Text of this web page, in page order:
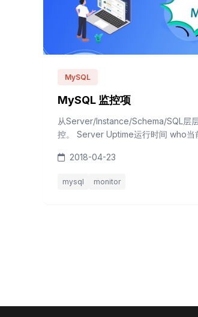
MySQL
MySQL 监控项
从Server/Instance/Schema/SQL层
控。 Server Uptime运行时间 who当前用户 process
同步状态 Instance Schema SQL CRUD操作数量统计
2018-04-23
mysql monitor